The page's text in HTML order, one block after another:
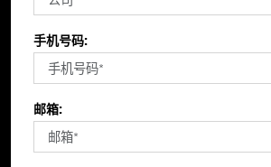
手机号码:
邮箱: